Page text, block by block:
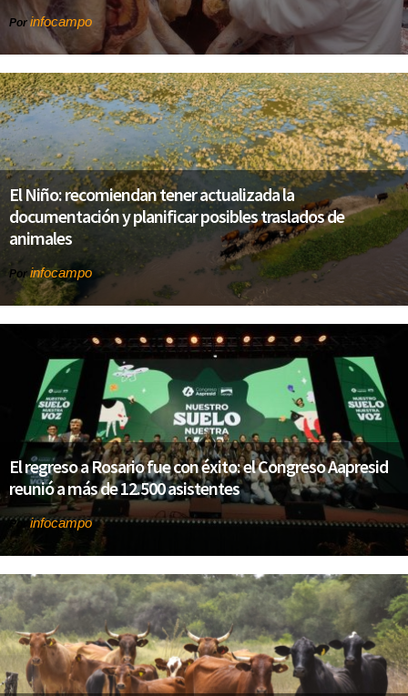
Por infocampo
El Niño: recomiendan tener actualizada la
documentación y planificar posibles traslados de
animales
Porinfocampo
El regreso a Rosario fue con éxito: el Congreso Aapresid
reunió a más de 12.500 asistentes
Por infocampo